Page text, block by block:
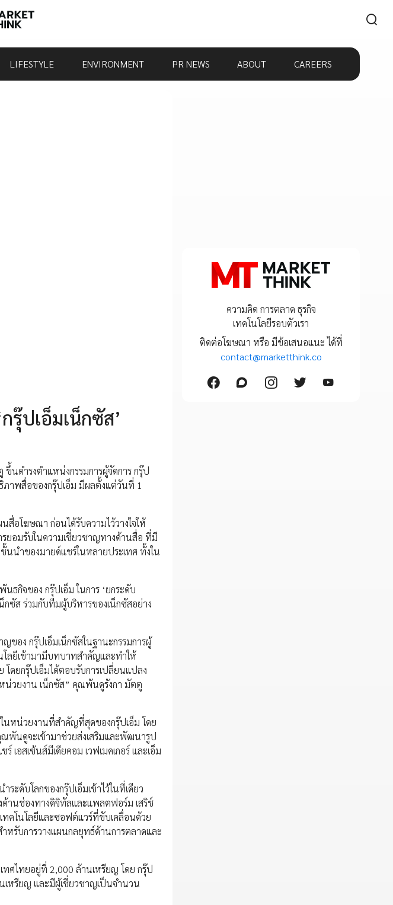
LIFESTYLE ENVIRONMENT PR NEWS ABOUT CAREERS
รุ๊ปเอ็มเน็กซัส’
ดำรงตำแหน่งกรรมการผู้จัดการ กรุ๊ป
ภาพสื่อของกรุ๊ปเอ็ม มีผลตั้งแต่วันที่ 1
อโฆษณา ก่อนได้รับความไว้วางใจให้
รยอมรับในความเชี่ยวชาญทางด้านสื่อ ที่มี
นนำของมายด์แชร์ในหลายประเทศ ทั้งใน
กิจของ กรุ๊ปเอ็ม ในการ ‘ยกระดับ
ซัส ร่วมกับทีมผู้บริหารของเน็กซัสอย่าง
ของ กรุ๊ปเอ็มเน็กซัสในฐานะกรรมการผู้
โลยีเข้ามามีบทบาทสำคัญและทำให้
ดยกรุ๊ปเอ็มได้ตอบรับการเปลี่ยนแปลง
น่วยงาน เน็กซัส” คุณพันดูรังกา มัตตู
นหน่วยงานที่สำคัญที่สุดของกรุ๊ปเอ็ม โดย
พันดูจะเข้ามาช่วยส่งเสริมและพัฒนารูป
เอสเซ้นส์มีเดียคอม เวฟเมคเกอร์ และเอ็ม
ะดับโลกของกรุ๊ปเอ็มเข้าไว้ในที่เดียว
านช่องทางดิจิทัลและแพลตฟอร์ม เสริช์
คโนโลยีและซอฟต์แวร์ที่ขับเคลื่อนด้วย
รับการวางแผนกลยุทธ์ด้านการตลาดและ
ศไทยอยู่ที่ 2,000 ล้านเหรียญ โดย กรุ๊ป
เหรียญ และมีผู้เชี่ยวชาญเป็นจำนวน
ความคิด การตลาด ธุรกิจ
เทคโนโลยีรอบตัวเรา
ติดต่อโฆษณา หรือ มีข้อเสนอแนะ ได้ที่
contact@marketthink.co